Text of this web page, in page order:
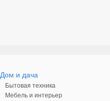
Дом и дача
Бытовая техника
Мебель и интерьер